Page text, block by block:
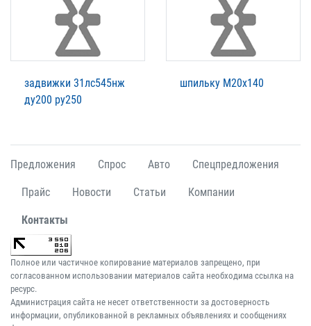
задвижки 31лс545нж
ду200 ру250
шпильку М20х140
Предложения Спрос Авто Спецпредложения
Прайс Новости Статьи Компании
Контакты
Полное или частичное копирование материалов запрещено, при
согласованном использовании материалов сайта необходима ссылка на
ресурс.
Администрация сайта не несет ответственности за достоверность
информации, опубликованной в рекламных объявлениях и сообщениях